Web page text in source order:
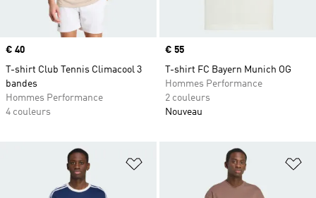
Prix
€ 40
T-shirt Club Tennis Climacool 3
bandes
Hommes Performance
4 couleurs
Prix
€ 55
T-shirt FC Bayern Munich OG
Hommes Performance
2 couleurs
Nouveau
Ajouter à la Liste de produits